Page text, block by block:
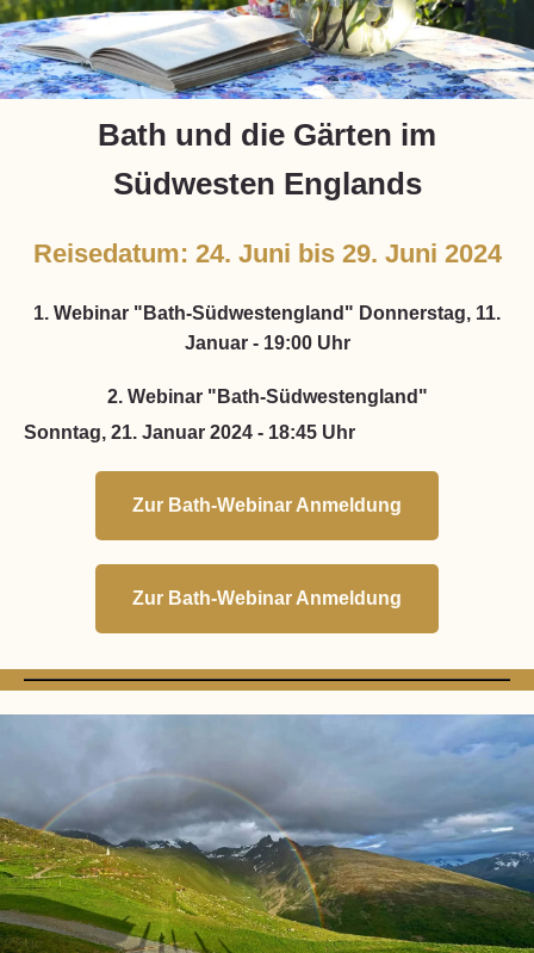
Bath und die Gärten im
Südwesten Englands
Reisedatum: 24. Juni bis 29. Juni 2024
1. Webinar "Bath-Südwestengland" Donnerstag, 11.
Januar - 19:00 Uhr
2. Webinar "Bath-Südwestengland"
Sonntag, 21. Januar 2024 - 18:45 Uhr
Zur Bath-Webinar Anmeldung
Zur Bath-Webinar Anmeldung